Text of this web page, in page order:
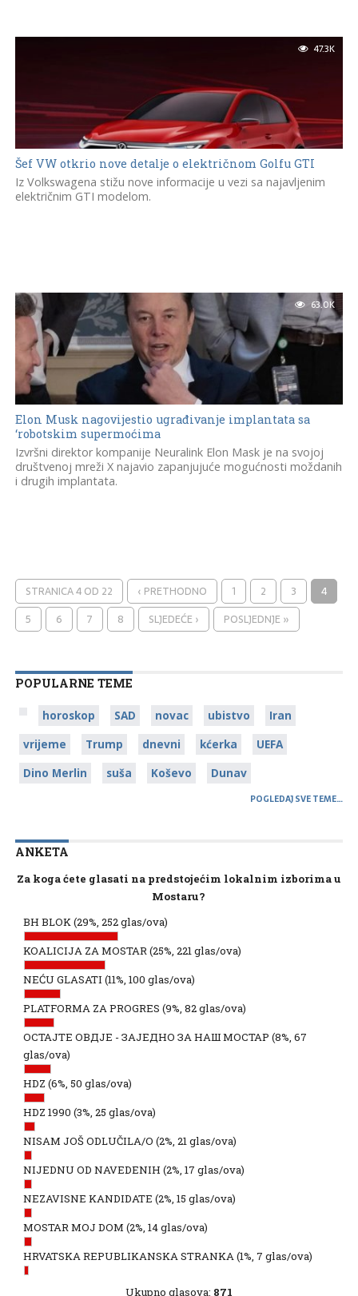
47.3K
Šef VW otkrio nove detalje o električnom Golfu GTI
Iz Volkswagena stižu nove informacije u vezi sa najavljenim
električnim GTI modelom.
63.0K
Elon Musk nagovijestio ugrađivanje implantata sa
‘robotskim supermoćima
Izvršni direktor kompanije Neuralink Elon Mask je na svojoj
društvenoj mreži X najavio zapanjujuće mogućnosti moždanih
i drugih implantata.
STRANICA 4 OD 22 ‹ PRETHODNO 1 2 3
4
5
6 7 8 SLJEDEĆE › POSLJEDNJE »
POPULARNE TEME
horoskop SAD novac ubistvo
Iran
vrijeme
Trump dnevni kćerka
UEFA
Dino Merlin
suša Koševo Dunav
POGLEDAJ SVE TEME…
ANKETA
Za koga ćete glasati na predstojećim lokalnim izborima u
Mostaru?
BH BLOK(29%, 252 glas/ova)
KOALICIJA ZA MOSTAR(25%, 221 glas/ova)
NEĆU GLASATI (11%, 100 glas/ova)
PLATFORMA ZA PROGRES (9%, 82 glas/ova)
ОСТАЈТЕ ОВДЈЕ - ЗАЈЕДНО ЗА НАШ МОСТАР (8%, 67
glas/ova)
HDZ (6%, 50 glas/ova)
HDZ 1990 (3%, 25 glas/ova)
NISAM JOŠ ODLUČILA/O (2%, 21 glas/ova)
NIJEDNU OD NAVEDENIH (2%, 17 glas/ova)
NEZAVISNE KANDIDATE (2%, 15 glas/ova)
MOSTAR MOJ DOM (2%, 14 glas/ova)
HRVATSKA REPUBLIKANSKA STRANKA(1%, 7 glas/ova)
Ukupno glasova: 871